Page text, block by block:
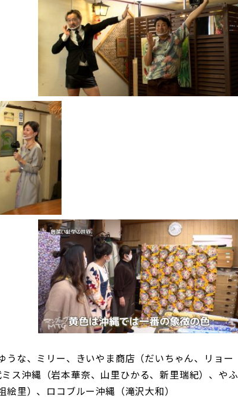
うな、ミリー、きいやま商店（だいちゃん、リョー
ス沖縄（岩本華奈、山里ひかる、新里瑞紀）、やふ
里）、ロコブルー沖縄（滝沢大和）